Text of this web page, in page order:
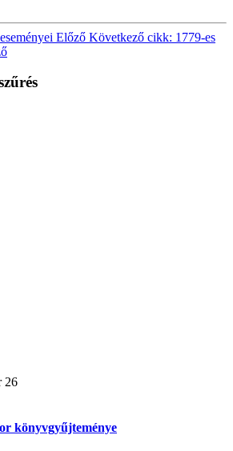
Előző Következő cikk: 1779-es
26
könyvgyűjteménye